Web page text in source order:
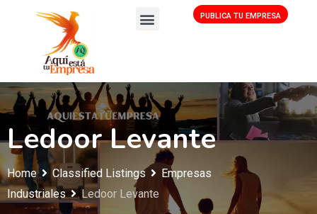
PUBLICA TU EMPRESA
Ledoor Levante
Home Classified Listings
Empresas
Industriales
Ledoor Levante